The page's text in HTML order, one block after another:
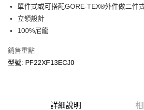
Google Pay
運送方式
宅配
每筆NT$90，滿NT$899(含以上)免運費
單件式或可搭配GORE-TEX®外件做二件
立領設計
100%尼龍
銷售重點
型號: PF22XF13ECJ0
詳細說明